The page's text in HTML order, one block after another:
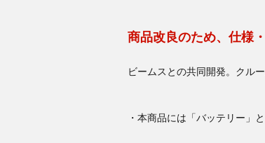
商品改良のため、仕様
ビームスとの共同開発。クル
・本商品には「バッテリー」